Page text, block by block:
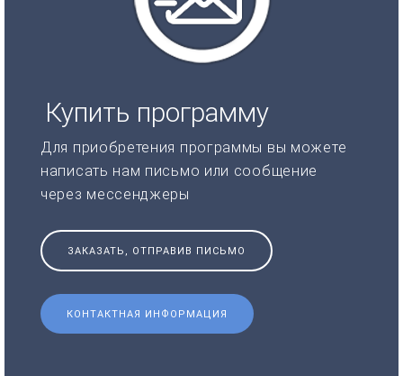
Купить программу
Для приобретения программы вы можете
написать нам письмо или сообщение
через мессенджеры
ЗАКАЗАТЬ, ОТПРАВИВ ПИСЬМО
КОНТАКТНАЯ ИНФОРМАЦИЯ